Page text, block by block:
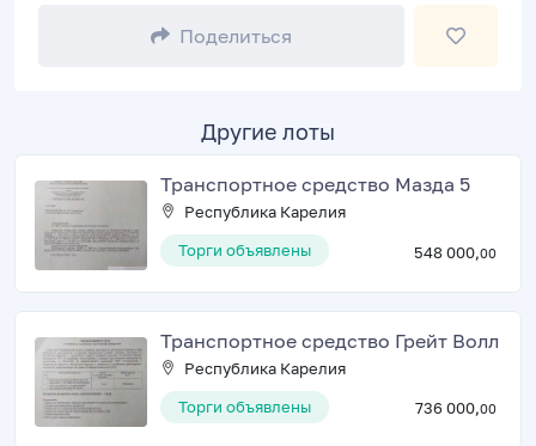
Поделиться
Другие лоты
Транспортное средство Мазда 5
Республика Карелия
Торги объявлены
548 000,00
Транспортное средство Грейт Волл
Республика Карелия
Торги объявлены
736 000,00